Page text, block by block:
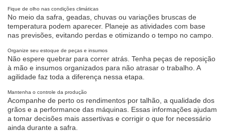
Fique de olho nas condições climáticas
No meio da safra, geadas, chuvas ou variações bruscas de
temperatura podem aparecer. Planeje as atividades com base
nas previsões, evitando perdas e otimizando o tempo no campo.
Organize seu estoque de peças e insumos
Não espere quebrar para correr atrás. Tenha peças de reposição
à mão e insumos organizados para não atrasar o trabalho. A
agilidade faz toda a diferença nessa etapa.
Mantenha o controle da produção
Acompanhe de perto os rendimentos por talhão, a qualidade dos
grãos e a performance das máquinas. Essas informações ajudam
a tomar decisões mais assertivas e corrigir o que for necessário
ainda durante a safra.